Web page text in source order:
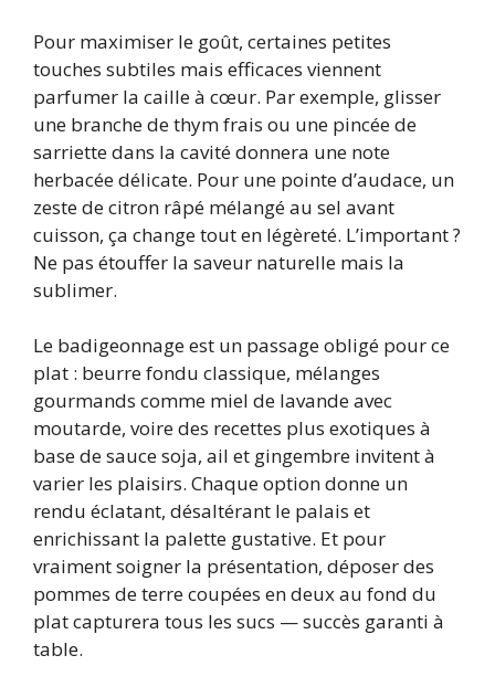
Pour maximiser le goût, certaines petites
touches subtiles mais efficaces viennent
parfumer la caille à cœur. Par exemple, glisser
une branche de thym frais ou une pincée de
sarriette dans la cavité donnera une note
herbacée délicate. Pour une pointe d’audace, un
zeste de citron râpé mélangé au sel avant
cuisson, ça change tout en légèreté. L’important ?
Ne pas étouffer la saveur naturelle mais la
sublimer.
Le badigeonnage est un passage obligé pour ce
plat : beurre fondu classique, mélanges
gourmands comme miel de lavande avec
moutarde, voire des recettes plus exotiques à
base de sauce soja, ail et gingembre invitent à
varier les plaisirs. Chaque option donne un
rendu éclatant, désaltérant le palais et
enrichissant la palette gustative. Et pour
vraiment soigner la présentation, déposer des
pommes de terre coupées en deux au fond du
plat capturera tous les sucs — succès garanti à
table.